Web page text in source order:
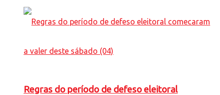
Regras do período de defeso eleitoral